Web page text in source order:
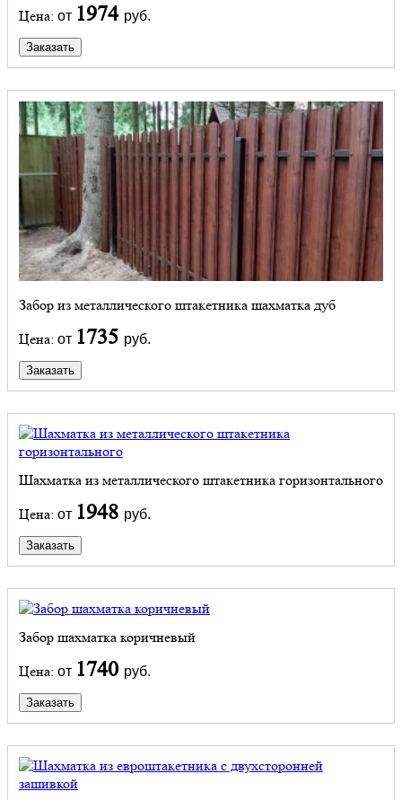
Цена: от 1974 руб.
Заказать
Забор из металлического штакетника шахматка дуб
Цена: от 1735 руб.
Заказать
Шахматка из металлического штакетника горизонтального
Цена: от 1948 руб.
Заказать
Забор шахматка коричневый
Цена: от 1740 руб.
Заказать